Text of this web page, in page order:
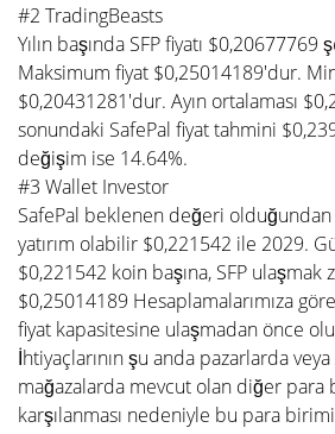
#2 TradingBeasts
Yılın başında SFP fiyatı
Maksimum fiyat $0,25014189'dur.
$0,20431281'dur. Ayın ortalaması
sonundaki SafePal fiyat tahmini
değişim ise 14.64%.
#3 Wallet Investor
SafePal beklenen değeri
yatırım olabilir $0,221542 ile 2029.
$0,221542 koin başına, SFP ulaşmak
$0,25014189 Hesaplamalarımıza
fiyat kapasitesine ulaşmadan önce
İhtiyaçlarının şu anda pazarlarda
mağazalarda mevcut olan diğer para
karşılanması nedeniyle bu para